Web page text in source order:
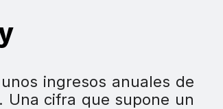
ingresos anuales de
Una cifra que supone un